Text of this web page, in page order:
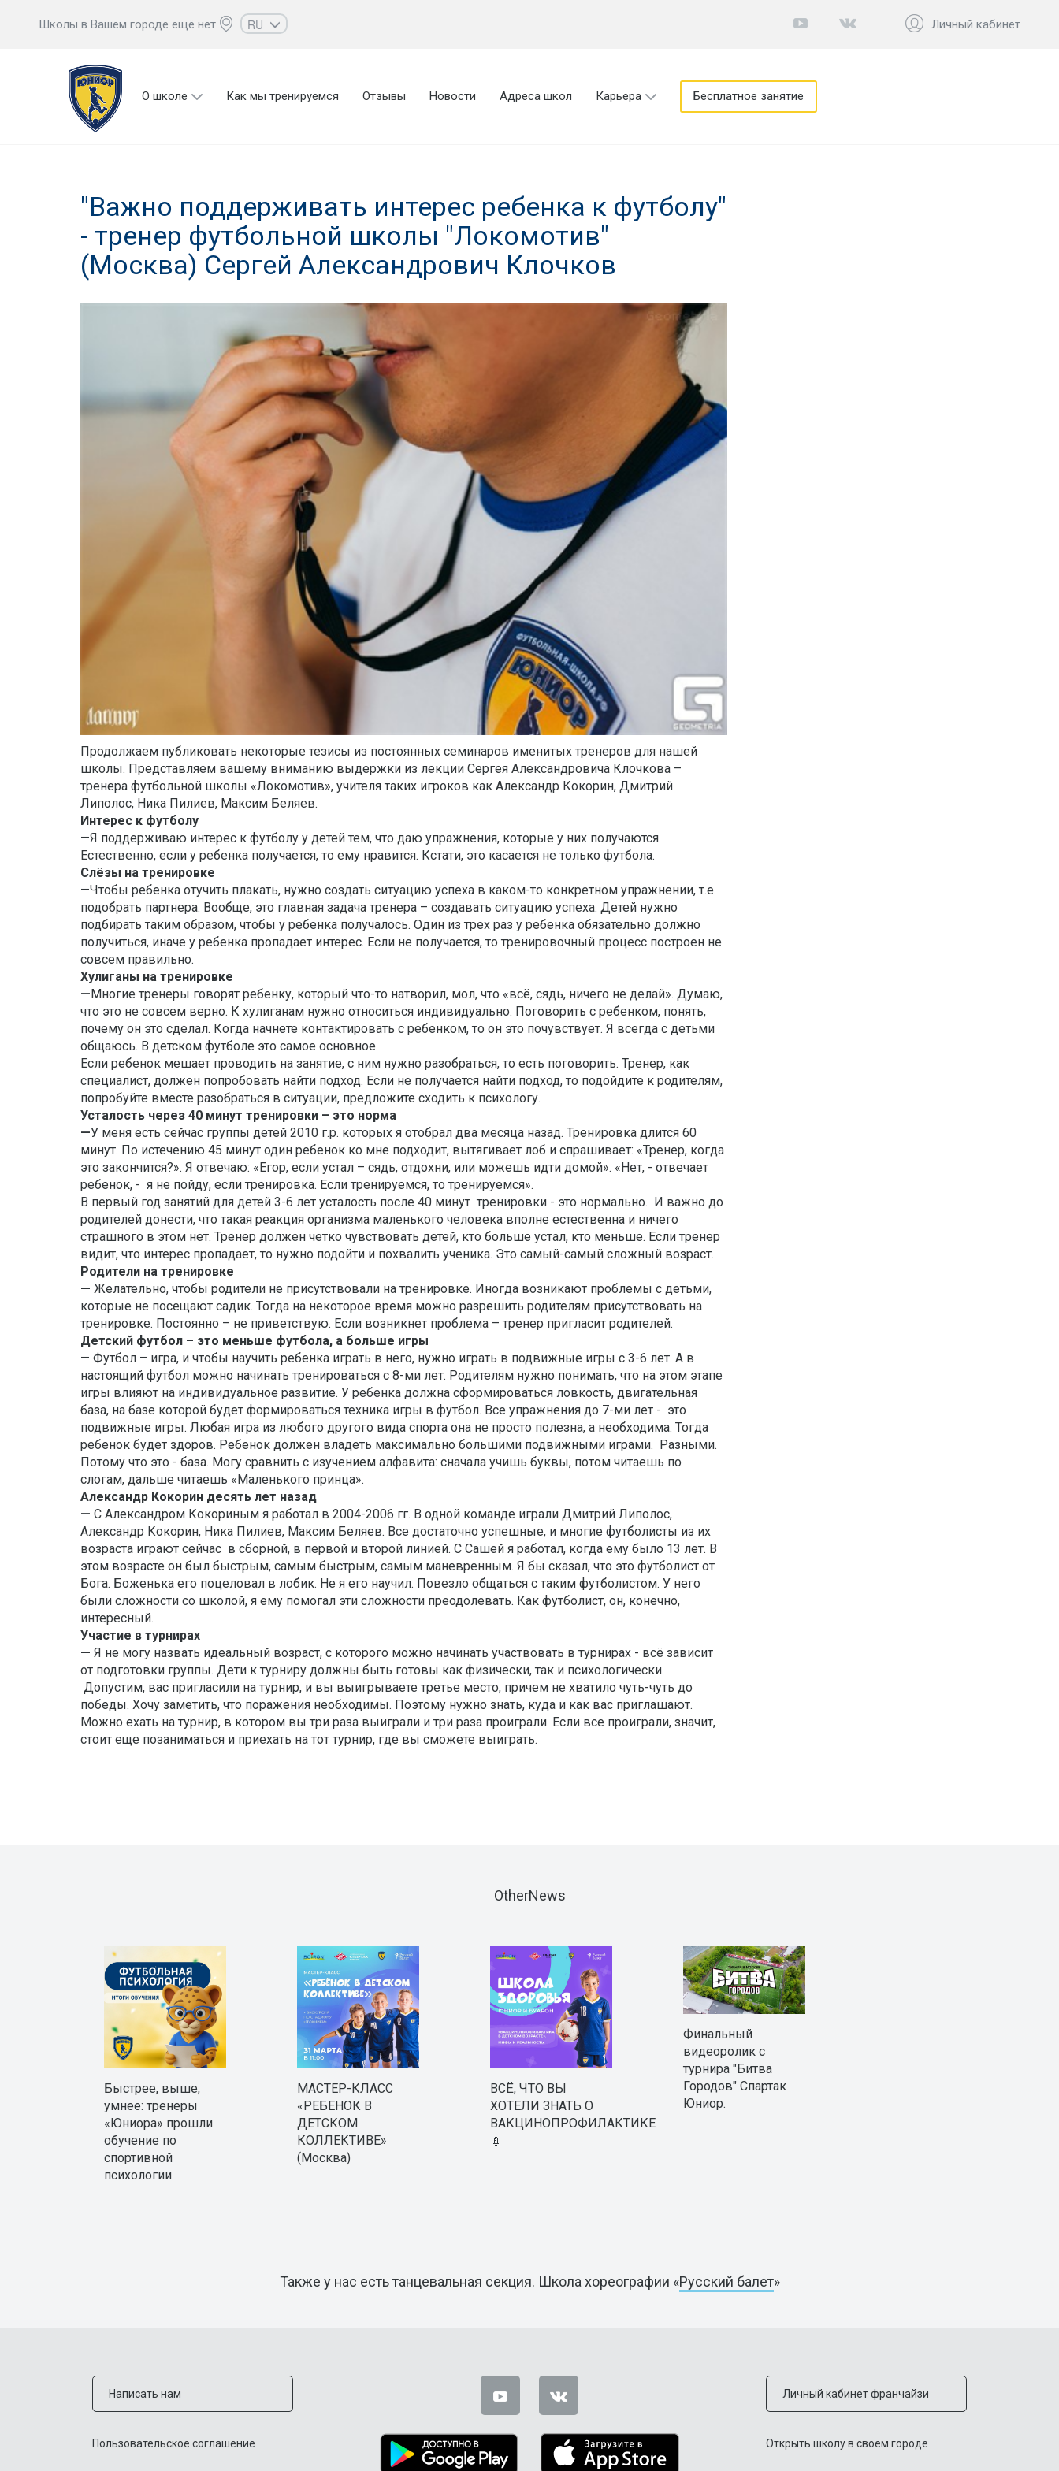
Школы в Вашем городе ещё нет
RU
KZ
Личный кабинет
О школе Как мы тренируемся Отзывы Новости Адреса школ Карьера Бесплатное занятие
"Важно поддерживать интерес ребенка к футболу"
- тренер футбольной школы "Локомотив"
(Москва) Сергей Александрович Клочков
Продолжаем публиковать некоторые тезисы из постоянных семинаров именитых тренеров для нашей
школы. Представляем вашему вниманию выдержки из лекции Сергея Александровича Клочкова –
тренера футбольной школы «Локомотив», учителя таких игроков как Александр Кокорин, Дмитрий
Липолос, Ника Пилиев, Максим Беляев.
Интерес к футболу
—Я поддерживаю интерес к футболу у детей тем, что даю упражнения, которые у них получаются.
Естественно, если у ребенка получается, то ему нравится. Кстати, это касается не только футбола.
Слёзы на тренировке
—Чтобы ребенка отучить плакать, нужно создать ситуацию успеха в каком-то конкретном упражнении, т.е.
подобрать партнера. Вообще, это главная задача тренера – создавать ситуацию успеха. Детей нужно
подбирать таким образом, чтобы у ребенка получалось. Один из трех раз у ребенка обязательно должно
получиться, иначе у ребенка пропадает интерес. Если не получается, то тренировочный процесс построен не
совсем правильно.
Хулиганы на тренировке
— Многие тренеры говорят ребенку, который что-то натворил, мол, что «всё, сядь, ничего не делай». Думаю,
что это не совсем верно. К хулиганам нужно относиться индивидуально. Поговорить с ребенком, понять,
почему он это сделал. Когда начнёте контактировать с ребенком, то он это почувствует. Я всегда с детьми
общаюсь. В детском футболе это самое основное.
Если ребенок мешает проводить на занятие, с ним нужно разобраться, то есть поговорить. Тренер, как
специалист, должен попробовать найти подход. Если не получается найти подход, то подойдите к родителям,
попробуйте вместе разобраться в ситуации, предложите сходить к психологу.
Усталость через 40 минут тренировки – это норма
—У меня есть сейчас группы детей 2010 г.р. которых я отобрал два месяца назад. Тренировка длится 60
минут. По истечению 45 минут один ребенок ко мне подходит, вытягивает лоб и спрашивает: «Тренер, когда
это закончится?». Я отвечаю: «Егор, если устал – сядь, отдохни, или можешь идти домой». «Нет, - отвечает
ребенок, - я не пойду, если тренировка. Если тренируемся, то тренируемся».
В первый год занятий для детей 3-6 лет усталость после 40 минут тренировки - это нормально. И важно до
родителей донести, что такая реакция организма маленького человека вполне естественна и ничего
страшного в этом нет. Тренер должен четко чувствовать детей, кто больше устал, кто меньше. Если тренер
видит, что интерес пропадает, то нужно подойти и похвалить ученика. Это самый-самый сложный возраст.
Родители на тренировке
— Желательно, чтобы родители не присутствовали на тренировке. Иногда возникают проблемы с детьми,
которые не посещают садик. Тогда на некоторое время можно разрешить родителям присутствовать на
тренировке. Постоянно – не приветствую. Если возникнет проблема – тренер пригласит родителей.
Детский футбол – это меньше футбола, а больше игры
— Футбол – игра, и чтобы научить ребенка играть в него, нужно играть в подвижные игры с 3-6 лет. А в
настоящий футбол можно начинать тренироваться с 8-ми лет. Родителям нужно понимать, что на этом этапе
игры влияют на индивидуальное развитие. У ребенка должна сформироваться ловкость, двигательная
база, на базе которой будет формироваться техника игры в футбол. Все упражнения до 7-ми лет - это
подвижные игры. Любая игра из любого другого вида спорта она не просто полезна, а необходима. Тогда
ребенок будет здоров. Ребенок должен владеть максимально большими подвижными играми. Разными.
Потому что это - база. Могу сравнить с изучением алфавита: сначала учишь буквы, потом читаешь по
слогам, дальше читаешь «Маленького принца».
Александр Кокорин десять лет назад
— С Александром Кокориным я работал в 2004-2006 гг. В одной команде играли Дмитрий Липолос,
Александр Кокорин, Ника Пилиев, Максим Беляев. Все достаточно успешные, и многие футболисты из их
возраста играют сейчас в сборной, в первой и второй линией. С Сашей я работал, когда ему было 13 лет. В
этом возрасте он был быстрым, самым быстрым, самым маневренным. Я бы сказал, что это футболист от
Бога. Боженька его поцеловал в лобик. Не я его научил. Повезло общаться с таким футболистом. У него
были сложности со школой, я ему помогал эти сложности преодолевать. Как футболист, он, конечно,
интересный.
Участие в турнирах
— Я не могу назвать идеальный возраст, с которого можно начинать участвовать в турнирах - всё зависит
от подготовки группы. Дети к турниру должны быть готовы как физически, так и психологически.
Допустим, вас пригласили на турнир, и вы выигрываете третье место, причем не хватило чуть-чуть до
победы. Хочу заметить, что поражения необходимы. Поэтому нужно знать, куда и как вас приглашают.
Можно ехать на турнир, в котором вы три раза выиграли и три раза проиграли. Если все проиграли, значит,
стоит еще позаниматься и приехать на тот турнир, где вы сможете выиграть.
OtherNews
Быстрее, выше,
умнее: тренеры
«Юниора» прошли
обучение по
спортивной
психологии
МАСТЕР-КЛАСС
«РЕБЕНОК В
ДЕТСКОМ
КОЛЛЕКТИВЕ»
(Москва)
ВСЁ, ЧТО ВЫ
ХОТЕЛИ ЗНАТЬ О
ВАКЦИНОПРОФИЛАКТИКЕ
💉
Финальный
видеоролик с
турнира "Битва
Городов" Спартак
Юниор.
Также у нас есть танцевальная секция. Школа хореографии «Русский балет»
Написать нам
Пользовательское соглашение
Личный кабинет франчайзи
Открыть школу в своем городе